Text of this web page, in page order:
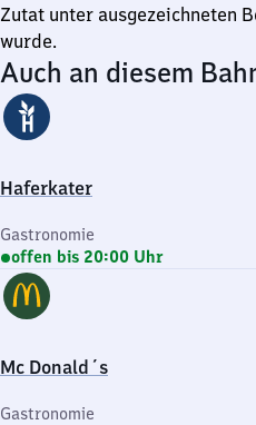
Zutat unter ausgezeichneten
wurde.
Auch an diesem
Haferkater
Gastronomie
offen bis 20:00 Uhr
Mc Donald´s
Gastronomie